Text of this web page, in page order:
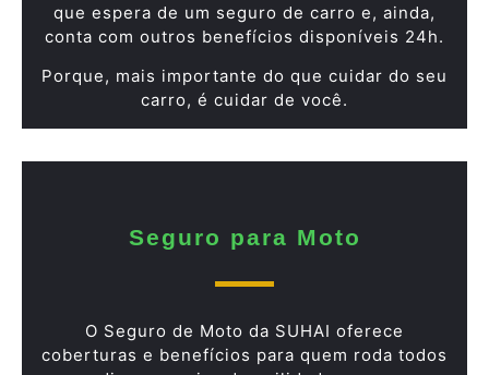
que espera de um seguro de carro e, ainda,
conta com outros benefícios disponíveis 24h.
Porque, mais importante do que cuidar do seu
carro, é cuidar de você.
Seguro para Moto
O Seguro de Moto da SUHAI oferece
coberturas e benefícios para quem roda todos